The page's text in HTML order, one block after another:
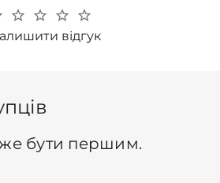
відгук
бути першим.